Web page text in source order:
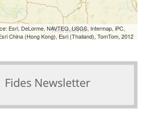
Esri, DeLorme, NAVTEQ, USGS, Intermap, iPC,
China (Hong Kong), Esri (Thailand), TomTom, 2012